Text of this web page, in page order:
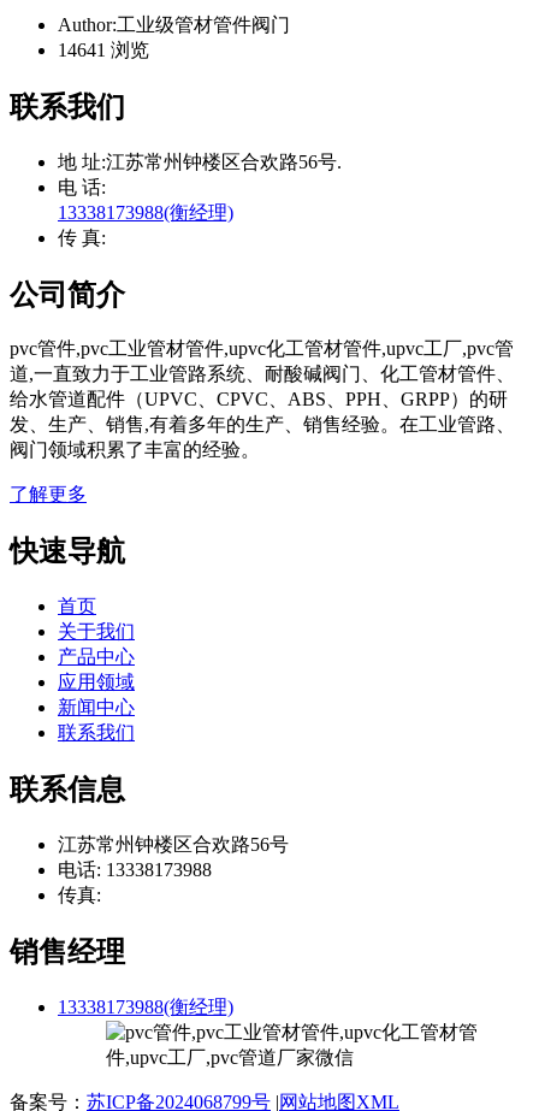
Author:工业级管材管件阀门
14641 浏览
联系我们
地 址:江苏常州钟楼区合欢路56号.
电 话:
13338173988(衡经理)
传 真:
公司简介
pvc管件,pvc工业管材管件,upvc化工管材管件,upvc工厂,pvc管
道,一直致力于工业管路系统、耐酸碱阀门、化工管材管件、
给水管道配件（UPVC、CPVC、ABS、PPH、GRPP）的研
发、生产、销售,有着多年的生产、销售经验。在工业管路、
阀门领域积累了丰富的经验。
了解更多
快速导航
首页
关于我们
产品中心
应用领域
新闻中心
联系我们
联系信息
江苏常州钟楼区合欢路56号
电话: 13338173988
传真:
销售经理
13338173988(衡经理)
备案号： 苏ICP备2024068799号 |网站地图XML